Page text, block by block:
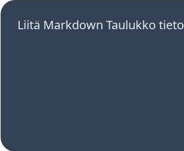
Liitä Markdown Taulukko